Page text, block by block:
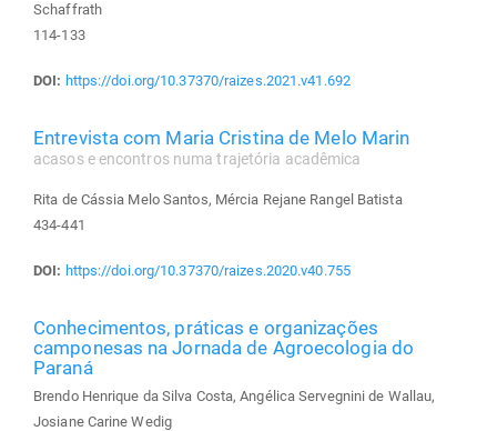
Schaffrath
114-133
DOI: https://doi.org/10.37370/raizes.2021.v41.692
Entrevista com Maria Cristina de Melo Marin
acasos e encontros numa trajetória acadêmica
Rita de Cássia Melo Santos, Mércia Rejane Rangel Batista
434-441
DOI: https://doi.org/10.37370/raizes.2020.v40.755
Conhecimentos, práticas e organizações
camponesas na Jornada de Agroecologia do
Paraná
Brendo Henrique da Silva Costa, Angélica Servegnini de Wallau,
Josiane Carine Wedig